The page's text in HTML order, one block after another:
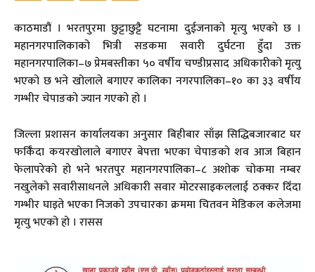
काठमाडौं । भरतपुरमा छुट्टाछुट्टै घटनामा दुईजनाको मृत्यु भएको छ ।
महानगरपालिकाको भित्री सडकमा सवारी दुर्घटना हुँदा उक्त
महानगरपालिका–७ प्रेमबस्तीका ५० वर्षीय चण्डीप्रसाद अधिकारीको मृत्यु
भएको छ भने खोलाले बगाएर कालिका नगरपालिका–१० का ३३ वर्षीय
गम्भीर चेपाङको ज्यान गएको हो ।
जिल्ला प्रशासन कार्यालयका अनुसार बिहीबार साँझ सिद्धिबजारबाट घर
फर्किँदा कयरखोलाले बगाएर बेपत्ता भएका चेपाङको शव आज बिहान
फेलापरेको हो भने भरतपुर महानगरपालिका–८ अशोक चोकमा नम्बर
नखुलेको सवारीसाधनले अधिकारी सवार मोटरसाइकललाई ठक्कर दिँदा
गम्भीर घाइते भएका निजको उपचारका क्रममा चितवन मेडिकल कलेजमा
मृत्यु भएको हो । रासस